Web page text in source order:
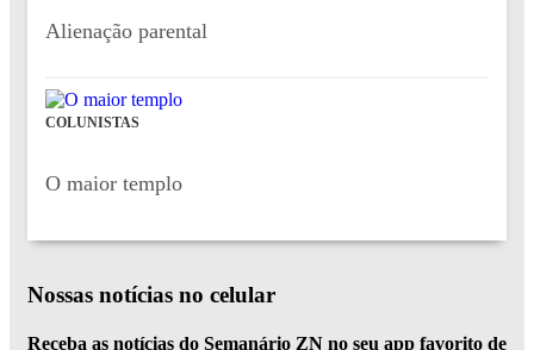
Alienação parental
COLUNISTAS
O maior templo
Nossas notícias no celular
Receba as notícias do Semanário ZN no seu app favorito de